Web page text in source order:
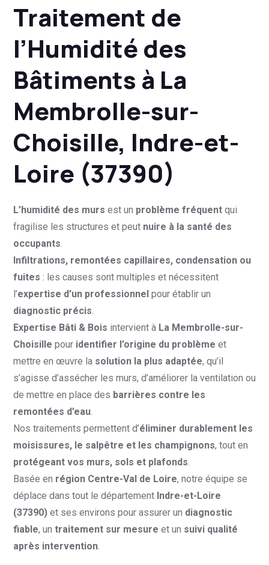
Traitement de
l’Humidité des
Bâtiments à La
Membrolle-sur-
Choisille, Indre-et-
Loire (37390)
L’humidité des murs est un problème fréquent qui
fragilise les structures et peut nuire à la santé des
occupants
Infiltrations, remontées capillaires, condensation ou
fuites : les causes sont multiples et nécessitent
l’expertise d’un professionnel pour établir un
diagnostic précis
Expertise Bâti & Bois intervient à La Membrolle-sur-
Choisille pour identifier l’origine du problème et
mettre en œuvre la solution la plus adaptée, qu’il
s’agisse d’assécher les murs, d’améliorer la ventilation ou
de mettre en place des barrières contre les
remontées d’eau
Nos traitements permettent d’éliminer durablement les
moisissures, le salpêtre et les champignons, tout en
protégeant vos murs, sols et plafonds
Basée en région Centre-Val de Loire, notre équipe se
déplace dans tout le département Indre-et-Loire
(37390) et ses environs pour assurer un diagnostic
fiable, un traitement sur mesure et un suivi qualité
après intervention